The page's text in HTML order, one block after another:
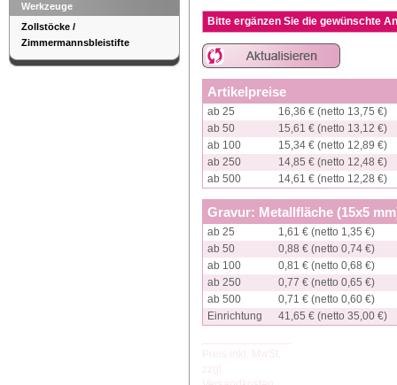
Werkzeuge
Zollstöcke /
Zimmermannsbleistifte
Bitte ergänzen Sie die gewünschte
Artikelpreise
ab 25
16,36 € (netto 13,75 €)
ab 50
15,61 € (netto 13,12 €)
ab 100
15,34 € (netto 12,89 €)
ab 250
14,85 € (netto 12,48 €)
ab 500
14,61 € (netto 12,28 €)
Gravur: Metallfläche (15x5
ab 25
1,61 € (netto 1,35 €)
ab 50
0,88 € (netto 0,74 €)
ab 100
0,81 € (netto 0,68 €)
ab 250
0,77 € (netto 0,65 €)
ab 500
0,71 € (netto 0,60 €)
Einrichtung
41,65 € (netto 35,00 €)